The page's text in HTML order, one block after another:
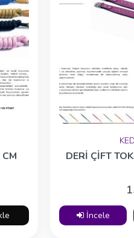
DERİ ÇİFT
İncele